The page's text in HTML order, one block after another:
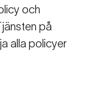
och
på
alla policyer